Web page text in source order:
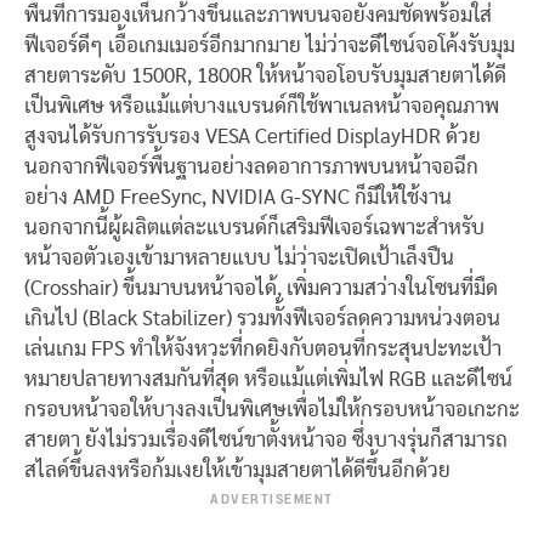
พื้นที่การมองเห็นกว้างขึ้นและภาพบนจอยังคมชัดพร้อมใส่
ฟีเจอร์ดีๆ เอื้อเกมเมอร์อีกมากมาย ไม่ว่าจะดีไซน์จอโค้งรับมุม
สายตาระดับ 1500R, 1800R ให้หน้าจอโอบรับมุมสายตาได้ดี
เป็นพิเศษ หรือแม้แต่บางแบรนด์ก็ใช้พาเนลหน้าจอคุณภาพ
สูงจนได้รับการรับรอง VESA Certified DisplayHDR ด้วย
นอกจากฟีเจอร์พื้นฐานอย่างลดอาการภาพบนหน้าจอฉีก
อย่าง AMD FreeSync, NVIDIA G-SYNC ก็มีให้ใช้งาน
นอกจากนี้ผู้ผลิตแต่ละแบรนด์ก็เสริมฟีเจอร์เฉพาะสำหรับ
หน้าจอตัวเองเข้ามาหลายแบบ ไม่ว่าจะเปิดเป้าเล็งปืน
(Crosshair) ขึ้นมาบนหน้าจอได้, เพิ่มความสว่างในโซนที่มืด
เกินไป (Black Stabilizer) รวมทั้งฟีเจอร์ลดความหน่วงตอน
เล่นเกม FPS ทำให้จังหวะที่กดยิงกับตอนที่กระสุนปะทะเป้า
หมายปลายทางสมกันที่สุด หรือแม้แต่เพิ่มไฟ RGB และดีไซน์
กรอบหน้าจอให้บางลงเป็นพิเศษเพื่อไม่ให้กรอบหน้าจอเกะกะ
สายตา ยังไม่รวมเรื่องดีไซน์ขาตั้งหน้าจอ ซึ่งบางรุ่นก็สามารถ
สไลด์ขึ้นลงหรือก้มเงยให้เข้ามุมสายตาได้ดีขึ้นอีกด้วย
ADVERTISEMENT